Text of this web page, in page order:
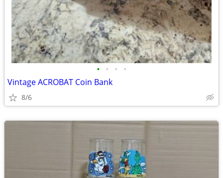
• • • •
Vintage ACROBAT Coin Bank
8/6